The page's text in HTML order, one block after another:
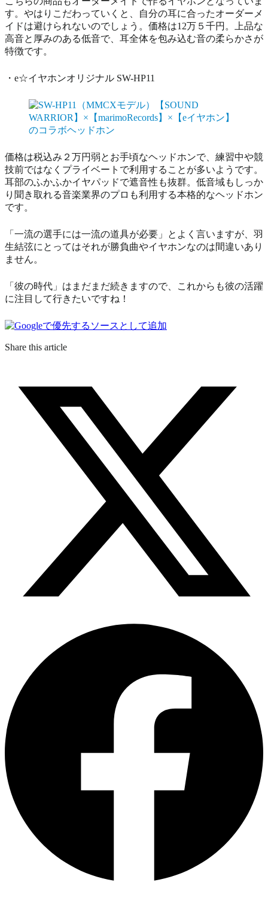
す。やはりこだわっていくと、自分の耳に合ったオーダーメ
イドは避けられないのでしょう。価格は12万５千円。上品な
高音と厚みのある低音で、耳全体を包み込む音の柔らかさが
特徴です。
・e☆イヤホンオリジナル SW-HP11
価格は税込み２万円弱とお手頃なヘッドホンで、練習中や競
技前ではなくプライベートで利用することが多いようです。
耳部のふかふかイヤパッドで遮音性も抜群。低音域もしっか
り聞き取れる音楽業界のプロも利用する本格的なヘッドホン
です。
「一流の選手には一流の道具が必要」とよく言いますが、羽
生結弦にとってはそれが勝負曲やイヤホンなのは間違いあり
ません。
「彼の時代」はまだまだ続きますので、これからも彼の活躍
に注目して行きたいですね！
Share this article